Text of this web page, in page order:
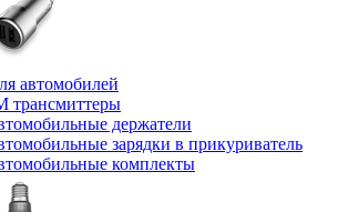
автомобилей
трансмиттеры
держатели
зарядки в прикуриватель
комплекты